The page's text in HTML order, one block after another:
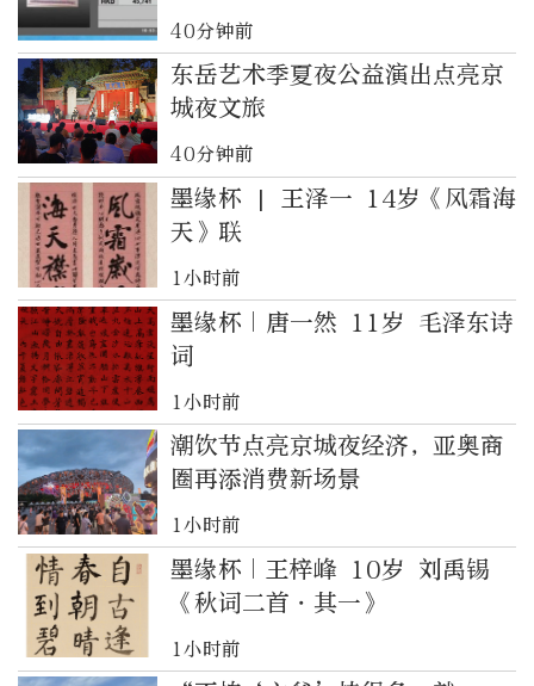
40分钟前
东岳艺术季夏夜公益演出点亮京
城夜文旅
40分钟前
墨缘杯 | 王泽一 14岁《风霜海
天》联
1小时前
墨缘杯｜唐一然 11岁 毛泽东诗
词
1小时前
潮饮节点亮京城夜经济，亚奥商
圈再添消费新场景
1小时前
墨缘杯｜王梓峰 10岁 刘禹锡
《秋词二首・其一》
1小时前